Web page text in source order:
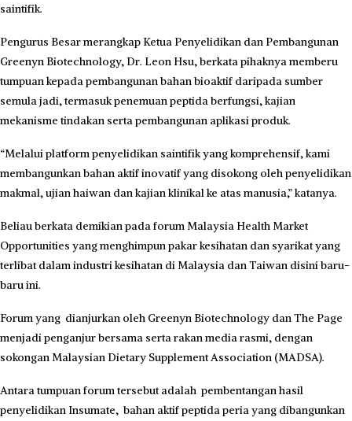
saintifik.
Pengurus Besar merangkap Ketua Penyelidikan dan Pembangunan
Greenyn Biotechnology, Dr. Leon Hsu, berkata pihaknya memberu
tumpuan kepada pembangunan bahan bioaktif daripada sumber
semula jadi, termasuk penemuan peptida berfungsi, kajian
mekanisme tindakan serta pembangunan aplikasi produk.
“Melalui platform penyelidikan saintifik yang komprehensif, kami
membangunkan bahan aktif inovatif yang disokong oleh penyelidikan
makmal, ujian haiwan dan kajian klinikal ke atas manusia,” katanya.
Beliau berkata demikian pada forum Malaysia Health Market
Opportunities yang menghimpun pakar kesihatan dan syarikat yang
terlibat dalam industri kesihatan di Malaysia dan Taiwan disini baru-
baru ini.
Forum yang dianjurkan oleh Greenyn Biotechnology dan The Page
menjadi penganjur bersama serta rakan media rasmi, dengan
sokongan Malaysian Dietary Supplement Association (MADSA).
Antara tumpuan forum tersebut adalah pembentangan hasil
penyelidikan Insumate, bahan aktif peptida peria yang dibangunkan